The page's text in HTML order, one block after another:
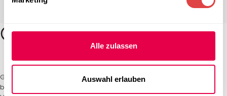
Alle zulassen
Auswahl erlauben
Gastro Uzal – Ihr Spezialist für Gastronomiemöbel und -textilien. Wir
bieten maßgeschneiderte Lösungen für Restaurants, Hotels und